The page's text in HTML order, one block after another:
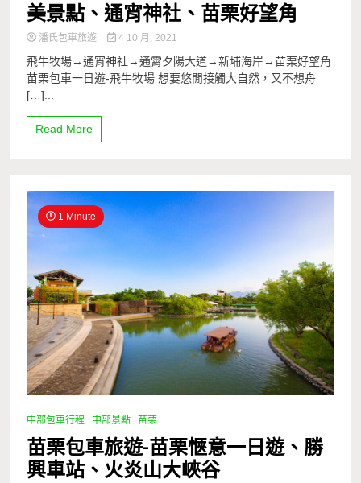
美景點、通宵神社、苗栗好望角
潘氏包車旅遊 4 10 月, 2021
飛牛牧場→通宵神社→通霄夕陽大道→新埔海岸→苗栗好望角
苗栗包車一日遊-飛牛牧場 想要悠閒接觸大自然，又不想舟
[…]...
Read More
1 Minute
中部包車行程 中部景點 苗栗
苗栗包車旅遊-苗栗愜意一日遊、勝
興車站、火炎山大峽谷